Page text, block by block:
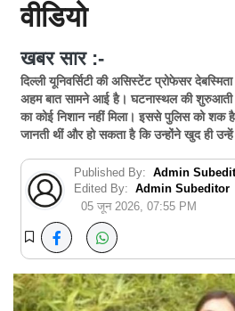
वीडियो
खबर सार :-
दिल्ली यूनिवर्सिटी की असिस्टेंट प्रोफेसर
अहम बात सामने आई है। घटनास्थल की
का कोई निशान नहीं मिला। इससे पुलिस को शक है
जानती थीं और हो सकता है कि उन्होंने खुद ही
Published By: Admin
Edited By: Admin Subeditor
05 जून 2026, 07:55 PM